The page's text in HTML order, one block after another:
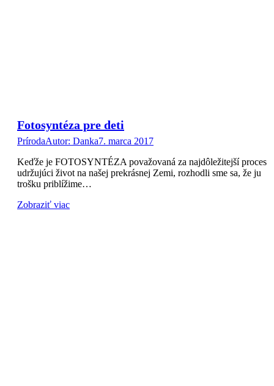
Fotosyntéza pre deti
PrírodaAutor: Danka7. marca 2017
Keďže je FOTOSYNTÉZA považovaná za najdôležitejší proces
udržujúci život na našej prekrásnej Zemi, rozhodli sme sa, že ju
trošku priblížime…
Zobraziť viac